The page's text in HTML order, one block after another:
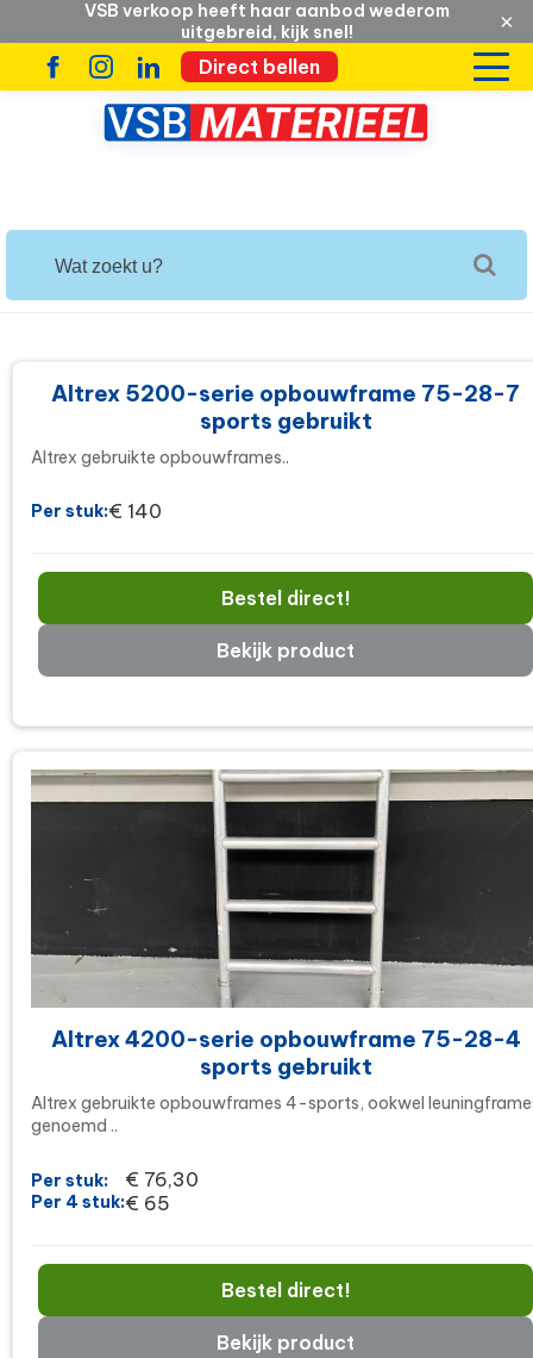
VSB verkoop heeft haar aanbod wederom
uitgebreid, kijk snel!
×
Direct bellen
Altrex 5200-serie opbouwframe 75-28-7
sports gebruikt
Altrex gebruikte opbouwframes..
Per stuk:€ 140
Bestel direct!
Bekijk product
Altrex 4200-serie opbouwframe 75-28-4
sports gebruikt
Altrex gebruikte opbouwframes 4-sports, ookwel
genoemd ..
Per stuk:
Per 4 stuk:
€ 76,30
€ 65
Bestel direct!
Bekijk product